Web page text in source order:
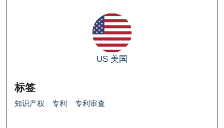
US 美国
标签
知识产权 专利 专利审查